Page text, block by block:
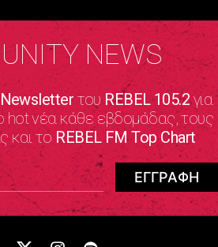
NEWS
NewsletterτουREBEL 105.2για
hot νέα κάθε εβδομάδας, τους
και το REBEL FM Top Chart